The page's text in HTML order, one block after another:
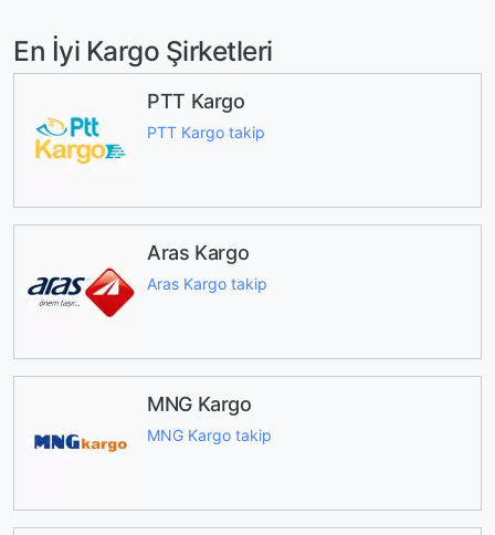
En İyi Kargo Şirketleri
PTT Kargo
PTT Kargo takip
Aras Kargo
Aras Kargo takip
MNG Kargo
MNG Kargo takip